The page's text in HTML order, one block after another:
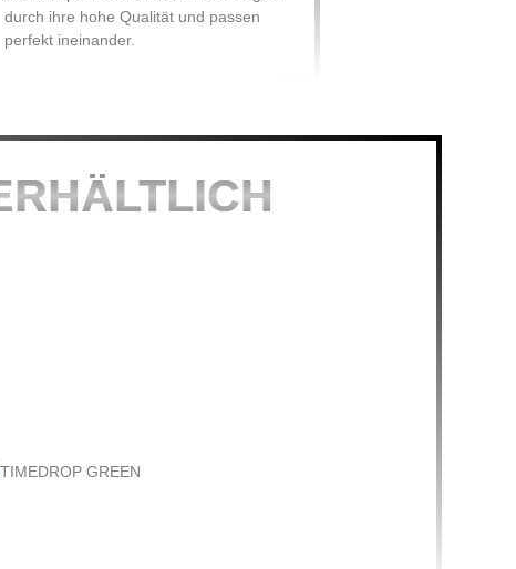
durch ihre hohe Qualität und passen
perfekt ineinander.